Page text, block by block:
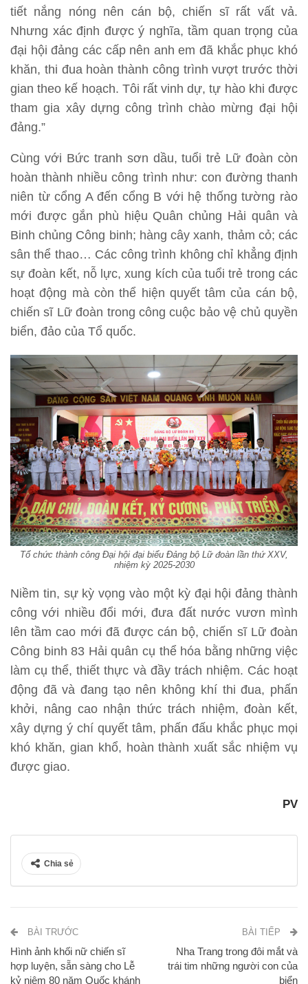
tiết nắng nóng nên cán bộ, chiến sĩ rất vất vả.
Nhưng xác định được ý nghĩa, tầm quan trọng của
đại hội đảng các cấp nên anh em đã khắc phục khó
khăn, thi đua hoàn thành công trình vượt trước thời
gian theo kế hoạch. Tôi rất vinh dự, tự hào khi được
tham gia xây dựng công trình chào mừng đại hội
đảng.”
Cùng với Bức tranh sơn dầu, tuổi trẻ Lữ đoàn còn
hoàn thành nhiều công trình như: con đường thanh
niên từ cổng A đến cổng B với hệ thống tường rào
mới được gắn phù hiệu Quân chủng Hải quân và
Binh chủng Công binh; hàng cây xanh, thảm cỏ; các
sân thể thao… Các công trình không chỉ khẳng định
sự đoàn kết, nỗ lực, xung kích của tuổi trẻ trong các
hoạt động mà còn thể hiện quyết tâm của cán bộ,
chiến sĩ Lữ đoàn trong công cuộc bảo vệ chủ quyền
biển, đảo của Tổ quốc.
Tổ chức thành công Đại hội đại biểu Đảng bộ Lữ đoàn lần thứ XXV,
nhiệm kỳ 2025-2030
Niềm tin, sự kỳ vọng vào một kỳ đại hội đảng thành
công với nhiều đổi mới, đưa đất nước vươn mình
lên tầm cao mới đã được cán bộ, chiến sĩ Lữ đoàn
Công binh 83 Hải quân cụ thể hóa bằng những việc
làm cụ thể, thiết thực và đầy trách nhiệm. Các hoạt
động đã và đang tạo nên không khí thi đua, phấn
khởi, nâng cao nhận thức trách nhiệm, đoàn kết,
xây dựng ý chí quyết tâm, phấn đấu khắc phục mọi
khó khăn, gian khổ, hoàn thành xuất sắc nhiệm vụ
được giao.
PV
Chia sẻ
BÀI TRƯỚC
Hình ảnh khối nữ chiến sĩ
hợp luyện, sẵn sàng cho Lễ
kỷ niệm 80 năm Quốc khánh
BÀI TIẾP
Nha Trang trong đôi mắt và
trái tim những người con của
biển